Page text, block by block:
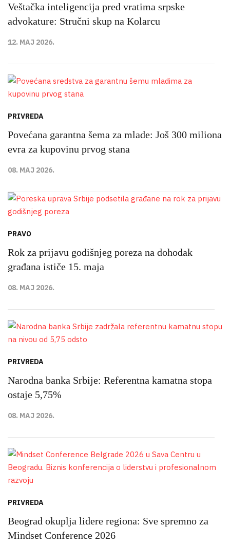
Veštačka inteligencija pred vratima srpske
advokature: Stručni skup na Kolarcu
12. MAJ 2026.
PRIVREDA
Povećana garantna šema za mlade: Još 300 miliona
evra za kupovinu prvog stana
08. MAJ 2026.
PRAVO
Rok za prijavu godišnjeg poreza na dohodak
građana ističe 15. maja
08. MAJ 2026.
PRIVREDA
Narodna banka Srbije: Referentna kamatna stopa
ostaje 5,75%
08. MAJ 2026.
PRIVREDA
Beograd okuplja lidere regiona: Sve spremno za
Mindset Conference 2026